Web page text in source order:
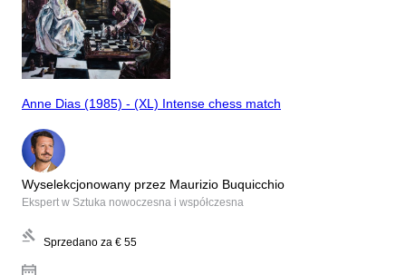
Anne Dias (1985) - (XL) Intense chess match
Wyselekcjonowany przez Maurizio Buquicchio
Ekspert w Sztuka nowoczesna i współczesna
Sprzedano za € 55